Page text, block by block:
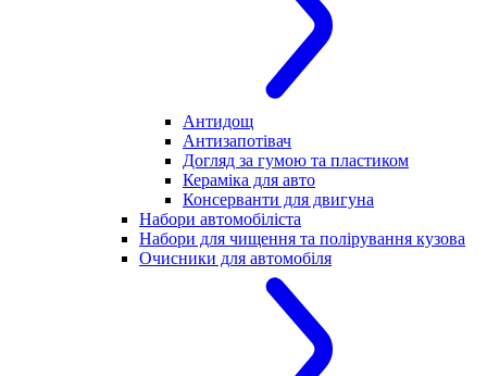
Антидощ
Антизапотівач
Догляд за гумою та пластиком
Кераміка для авто
Консерванти для двигуна
Набори автомобіліста
Набори для чищення та полірування кузова
Очисники для автомобіля